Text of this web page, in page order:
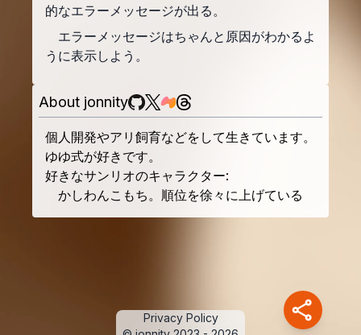
的なエラーメッセージが出る。
エラーメッセージはちゃんと原因がわかるよ
うに表示しよう。
About jonnity
個人開発やアリ飼育などをして生きています。
ゆゆ式が好きです。
好きなサンリオのキャラクター:
かしわんこもち。順位を徐々に上げている
Privacy Policy